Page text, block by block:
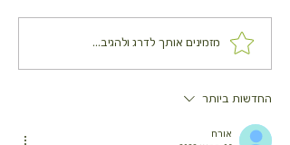
זוקיני צהוב או חזה עוף צרובים
מזמינים אותך לדרג ולהגיב...
החדשות ביותר
אורח